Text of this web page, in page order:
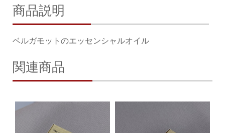
商品説明
ベルガモットのエッセンシャルオイル
関連商品